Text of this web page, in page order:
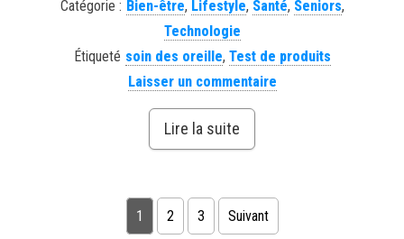
Catégorie : Bien-être, Lifestyle, Santé, Seniors,
Technologie
Étiqueté soin des oreille, Test de produits
Laisser un commentaire
Lire la suite
Pagination des publications
1 2 3 Suivant